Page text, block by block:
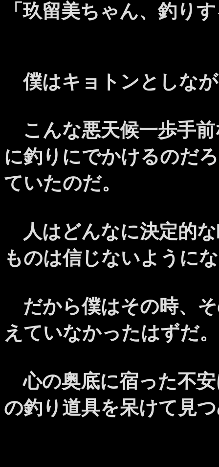
「玖留美ちゃん、釣り
僕はキョトンとしな
こんな悪天候一歩手
に釣りにでかけるのだ
ていたのだ。
人はどんなに決定的
ものは信じないように
だから僕はその時、
えていなかったはずだ。
心の奥底に宿った不
の釣り道具を呆けて見